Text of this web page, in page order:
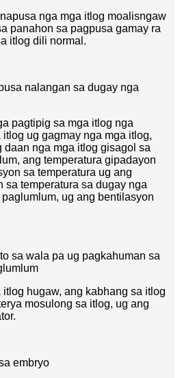
nga mga itlog moalisngaw
panahon sa pagpusa gamay ra
itlog dili normal.
nalangan sa dugay nga
pagtipig sa mga itlog nga
ug gagmay nga mga itlog,
daan nga mga itlog gisagol sa
ang temperatura gipadayon
sa temperatura ug ang
sa temperatura sa dugay nga
ug ang bentilasyon
sa wala pa ug pagkahuman sa
hugaw, ang kabhang sa itlog
mosulong sa itlog, ug ang
embryo